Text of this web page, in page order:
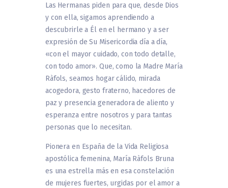
Las Hermanas piden para que, desde Dios
y con ella, sigamos aprendiendo a
descubrirle a Él en el hermano y a ser
expresión de Su Misericordia día a día,
«con el mayor cuidado, con todo detalle,
con todo amor». Que, como la Madre María
Ràfols, seamos hogar cálido, mirada
acogedora, gesto fraterno, hacedores de
paz y presencia generadora de aliento y
esperanza entre nosotros y para tantas
personas que lo necesitan.
Pionera en España de la Vida Religiosa
apostólica femenina, María Ràfols Bruna
es una estrella más en esa constelación
de mujeres fuertes, urgidas por el amor a